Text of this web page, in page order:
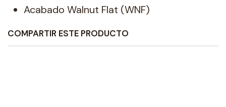
Acabado Walnut Flat (WNF)
COMPARTIR ESTE PRODUCTO